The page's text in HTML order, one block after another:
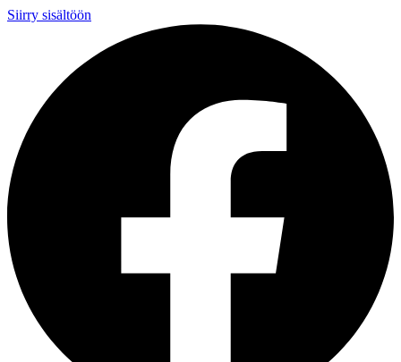
Siirry sisältöön